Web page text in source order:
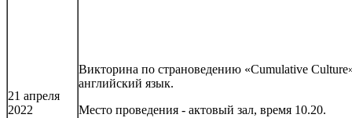
21 апреля
2022
Викторина по страноведению «Cumulative
английский язык.
Место проведения - актовый зал, время 10.20.